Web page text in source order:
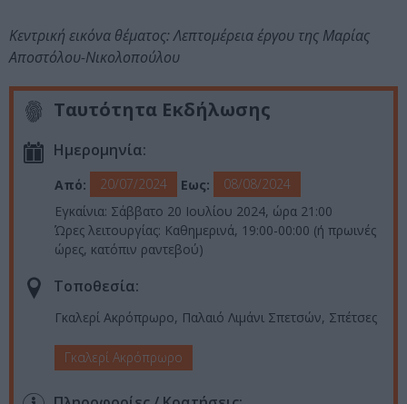
Κεντρική εικόνα θέματος: Λεπτομέρεια έργου της Μαρίας
Αποστόλου-Νικολοπούλου
Ταυτότητα Εκδήλωσης
Ημερομηνία:
Από: 20/07/2024 Εως:
08/08/2024
Εγκαίνια: Σάββατο 20 Ιουλίου 2024, ώρα 21:00
Ώρες λειτουργίας: Καθημερινά, 19:00-00:00 (ή πρωινές
ώρες, κατόπιν ραντεβού)
Τοποθεσία:
Γκαλερί Ακρόπρωρο, Παλαιό Λιμάνι Σπετσών, Σπέτσες
Γκαλερί Ακρόπρωρο